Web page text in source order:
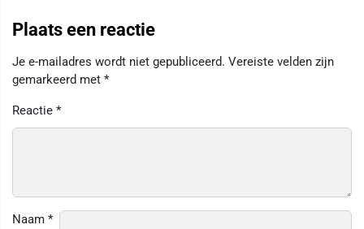
Plaats een reactie
Je e-mailadres wordt niet gepubliceerd. Vereiste velden zijn
gemarkeerd met *
Reactie *
Naam *